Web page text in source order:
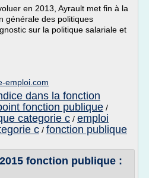
en 2013, Ayrault met fin à la
générale des politiques
sur la politique salariale et
emploi.com
dans la fonction
fonction publique /
categorie c / emploi
c / fonction publique
fonction publique :